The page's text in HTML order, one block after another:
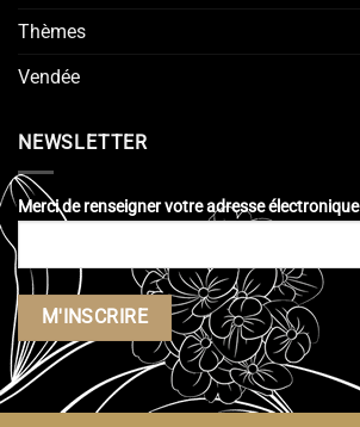
Thèmes
Vendée
NEWSLETTER
Merci de renseigner votre adresse électronique